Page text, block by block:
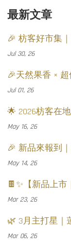
最新文章
🎉 枋客好市集
Jul 30, 26
🎉天然果香 ×
Jul 01, 26
🌟 2026枋客在
May 16, 26
🎉 新品來報到
May 14, 26
🍫✨【新品上
Mar 23, 26
🌿 3月主打星｜
Mar 06, 26